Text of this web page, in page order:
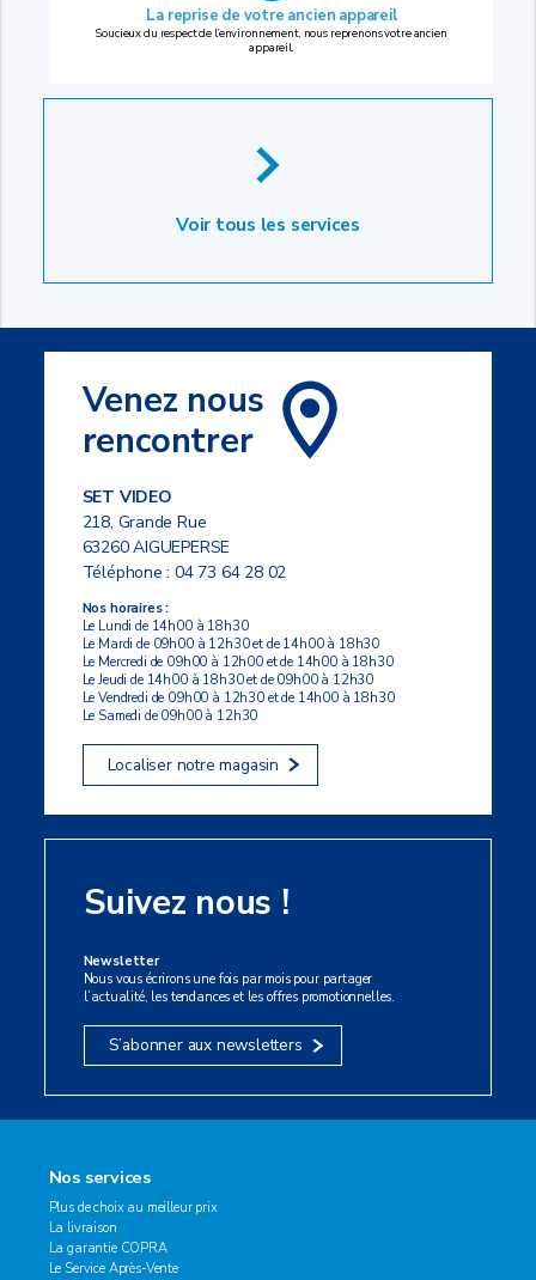
La reprise de votre ancien appareil
Soucieux du respect de l’environnement, nous reprenons votre ancien
appareil.
Voir tous les services
Venez nous
rencontrer
SET VIDEO
218, Grande Rue
63260 AIGUEPERSE
Téléphone :04 73 64 28 02
Nos horaires :
Le Lundi de 14h00 à 18h30
Le Mardi de 09h00 à 12h30 et de 14h00 à 18h30
Le Mercredi de 09h00 à 12h00 et de 14h00 à 18h30
Le Jeudi de 14h00 à 18h30 et de 09h00 à 12h30
Le Vendredi de 09h00 à 12h30 et de 14h00 à 18h30
Le Samedi de 09h00 à 12h30
Localiser notre magasin
Suivez nous !
Newsletter
Nous vous écrirons une fois par mois pour partager
l’actualité, les tendances et les offres promotionnelles.
S’abonner aux newsletters
Nos services
Plus de choix au meilleur prix
La livraison
La garantie COPRA
Le Service Après-Vente